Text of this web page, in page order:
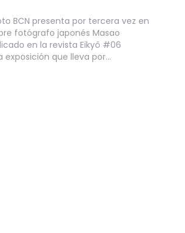
BCN presenta por tercera vez en
fotógrafo japonés Masao
en la revista Eikyô #06
exposición que lleva por…